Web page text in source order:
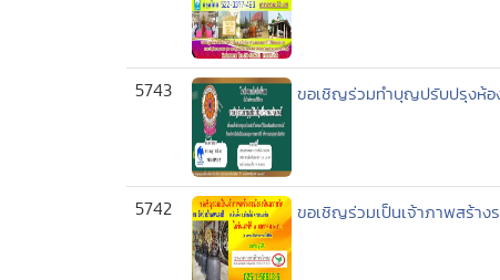
5743 ขอเชิญร่วมทำบุญปรับปรุงห้อ
5742 ขอเชิญร่วมเป็นเจ้าภาพสร้าง